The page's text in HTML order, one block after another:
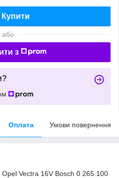
Купити
або
з
Оплата Умови повернення
Opel Vectra 16V Bosch 0 265 100